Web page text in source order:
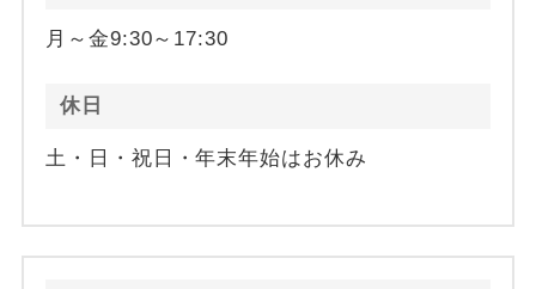
月～金9:30～17:30
休日
土・日・祝日・年末年始はお休み